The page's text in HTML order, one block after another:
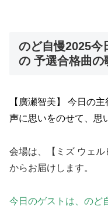
のど自慢2025今
の 予選合格曲の
【廣瀬智美】 今日の
声に思いをのせて、思
会場は、【ミズ ウェル
からお届けします。
今日のゲストは、のど